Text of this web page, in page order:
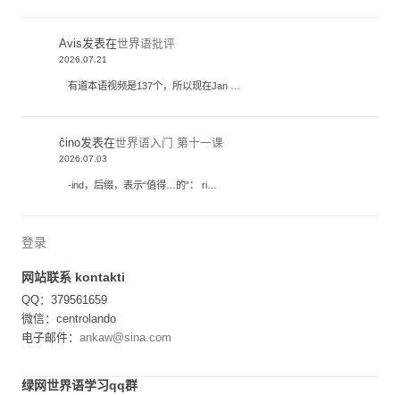
Avis发表在世界语批评
2026.07.21
有道本语视频是137个，所以现在Jan …
ĉino发表在世界语入门 第十一课
2026.07.03
-ind，后缀，表示“值得…的”： ri…
登录
网站联系 kontakti
QQ：379561659
微信：centrolando
电子邮件： ankaw@sina.com
绿网世界语学习qq群